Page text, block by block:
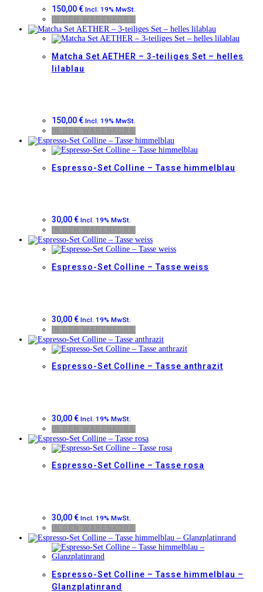
150,00€ Incl. 19% MwSt.
Matcha Set AETHER – 3-teiliges Set – helles
lilablau
150,00€ Incl. 19% MwSt.
Espresso-Set Colline – Tasse himmelblau
30,00€ Incl. 19% MwSt.
Espresso-Set Colline – Tasse weiss
30,00€ Incl. 19% MwSt.
Espresso-Set Colline – Tasse anthrazit
30,00€ Incl. 19% MwSt.
Espresso-Set Colline – Tasse rosa
30,00€ Incl. 19% MwSt.
Espresso-Set Colline – Tasse himmelblau –
Glanzplatinrand